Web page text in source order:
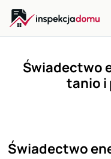
treści
Świadectwo
tanio i
Świadectwo